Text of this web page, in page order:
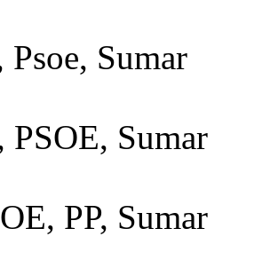
Psoe, Sumar
PSOE, Sumar
PP, Sumar